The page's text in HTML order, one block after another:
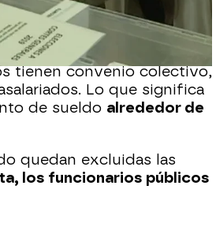
con los sindicatos
tienen convenio colectivo,
Lo que significa
de sueldo alrededor de
quedan excluidas las
los funcionarios públicos